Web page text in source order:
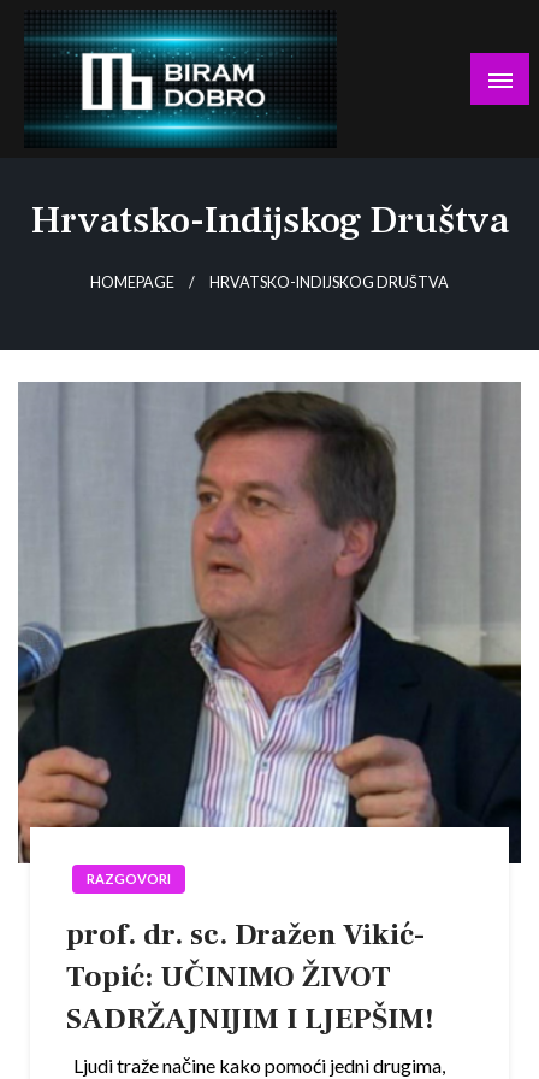
Skip
content
Hrvatsko-Indijskog Društva
HOMEPAGE HRVATSKO-INDIJSKOG DRUŠTVA
RAZGOVORI
prof. dr. sc. Dražen Vikić-
Topić: UČINIMO ŽIVOT
SADRŽAJNIJIM I LJEPŠIM!
Ljudi traže načine kako pomoći jedni drugima,